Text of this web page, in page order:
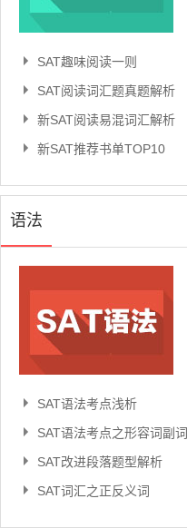
SAT趣味阅读一则
SAT阅读词汇题真题解析
新SAT阅读易混词汇解析
新SAT推荐书单TOP10
语法
SAT语法考点浅析
SAT语法考点之形容词副词
SAT改进段落题型解析
SAT词汇之正反义词